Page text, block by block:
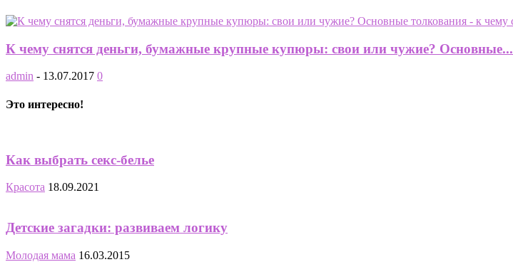
К чему снятся деньги, бумажные крупные купюры: свои или чужие? Основные...
admin - 13.07.2017 0
Это интересно!
Как выбрать секс-белье
Красота 18.09.2021
Детские загадки: развиваем логику
Молодая мама 16.03.2015